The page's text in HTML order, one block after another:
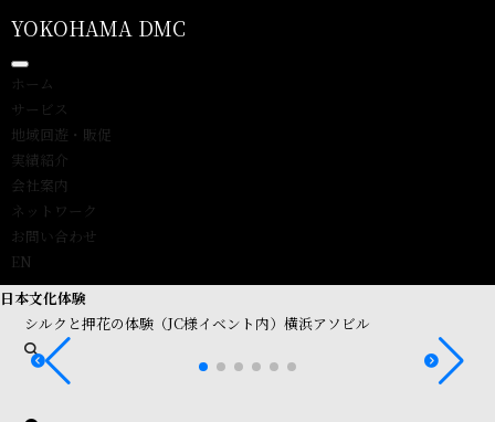
YOKOHAMA DMC
ホーム
サービス
地域回遊・販促
実績紹介
会社案内
ネットワーク
お問い合わせ
EN
日本文化体験
シルクと押花の体験（JC様イベント内）横浜アソビル